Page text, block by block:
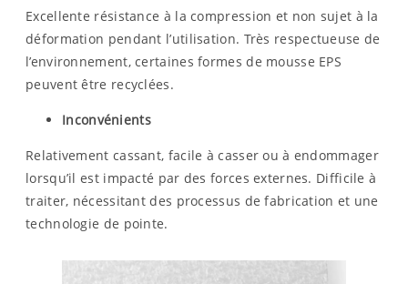
Excellente résistance à la compression et non sujet à la
déformation pendant l’utilisation. Très respectueuse de
l’environnement, certaines formes de mousse EPS
peuvent être recyclées.
Inconvénients
Relativement cassant, facile à casser ou à endommager
lorsqu’il est impacté par des forces externes. Difficile à
traiter, nécessitant des processus de fabrication et une
technologie de pointe.